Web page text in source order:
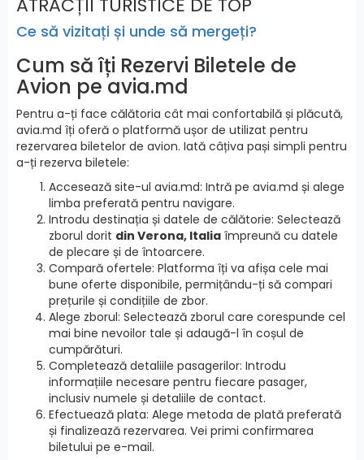
ATRACȚII TURISTICE DE TOP
Ce să vizitați și unde să mergeți?
Cum să îți Rezervi Biletele de
Avion pe avia.md
Pentru a-ți face călătoria cât mai confortabilă și plăcută,
avia.md îți oferă o platformă ușor de utilizat pentru
rezervarea biletelor de avion. Iată câțiva pași simpli pentru
a-ți rezerva biletele:
Accesează site-ul avia.md: Intră pe avia.md și alege
limba preferată pentru navigare.
Introdu destinația și datele de călătorie: Selectează
zborul dorit din Verona, Italia împreună cu datele
de plecare și de întoarcere.
Compară ofertele: Platforma îți va afișa cele mai
bune oferte disponibile, permițându-ți să compari
prețurile și condițiile de zbor.
Alege zborul: Selectează zborul care corespunde cel
mai bine nevoilor tale și adaugă-l în coșul de
cumpărături.
Completează detaliile pasagerilor: Introdu
informațiile necesare pentru fiecare pasager,
inclusiv numele și detaliile de contact.
Efectuează plata: Alege metoda de plată preferată
și finalizează rezervarea. Vei primi confirmarea
biletului pe e-mail.